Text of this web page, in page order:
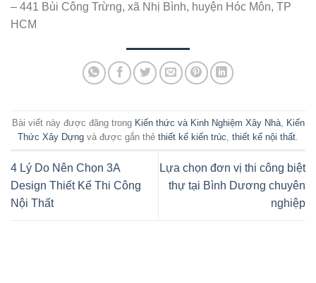
– 441 Bùi Công Trừng, xã Nhị Bình, huyện Hóc Môn, TP
HCM
Bài viết này được đăng trong Kiến thức và Kinh Nghiệm Xây Nhà, Kiến
Thức Xây Dựng và được gắn thẻ thiết kế kiến trúc thiết kế nội thất
4 Lý Do Nên Chọn 3A
Design Thiết Kế Thi Công
Nội Thất
Lựa chọn đơn vị thi công biệt
thự tại Bình Dương chuyên
nghiệp